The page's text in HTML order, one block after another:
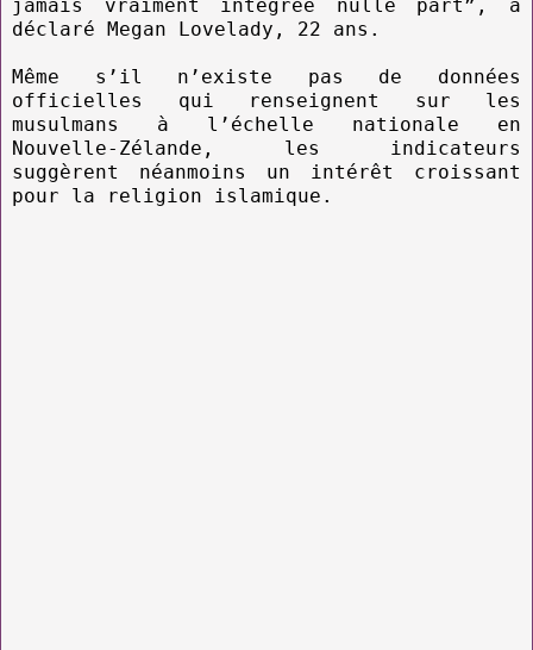
jamais vraiment intégrée nulle part”, a
déclaré Megan Lovelady, 22 ans.
Même s’il n’existe pas de données
officielles qui renseignent sur les
musulmans à l’échelle nationale en
Nouvelle-Zélande, les indicateurs
suggèrent néanmoins un intérêt croissant
pour la religion islamique.